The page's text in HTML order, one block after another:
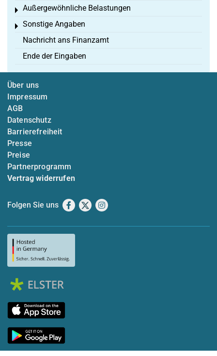
Außergewöhnliche Belastungen
Toggle menu
Sonstige Angaben
Toggle menu
Nachricht ans Finanzamt
Ende der Eingaben
Über uns
Impressum
AGB
Datenschutz
Barrierefreiheit
Presse
Preise
Partnerprogramm
Vertrag widerrufen
Folgen Sie uns Facebook
X Instagram